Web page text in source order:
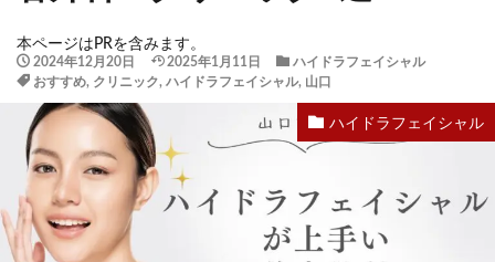
本ページはPRを含みます。
2024年12月20日 2025年1月11日
ハイドラフェイシャル
おすすめ, クリニック, ハイドラフェイシャル, 山口
ハイドラフェイシャル